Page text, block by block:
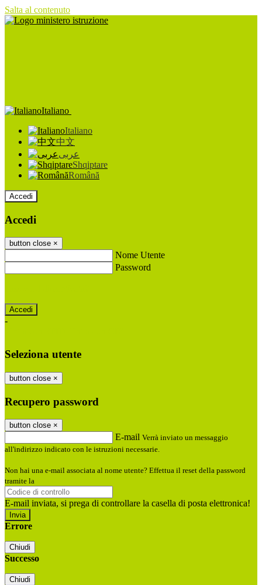
Salta al contenuto
Italiano
Italiano
中文
عربى
Shqiptare
Română
Accedi
Accedi
button close ×
Nome Utente
Password
-
Seleziona utente
button close ×
Recupero password
button close ×
E-mail Verrà inviato un messaggio
all'indirizzo indicato con le istruzioni necessarie.
Non hai una e-mail associata al nome utente? Effettua il reset della password
tramite la
E-mail inviata, si prega di controllare la casella di posta elettronica!
Errore
Chiudi
Successo
Chiudi